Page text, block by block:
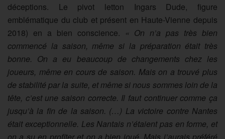
déceptions. Le pivot letton Ingars Dude, figure
emblématique du club et présent en Haute-Vienne depuis
2018) en a bien conscience. « On n’a pas très bien
commencé la saison, même si la préparation était très
bonne. On a eu beaucoup de changements chez les
joueurs, même en cours de saison. Mais on a trouvé plus
de stabilité par la suite, et même si nous sommes loin de la
tête, c’est une saison correcte. Il faut continuer comme ça
jusqu’à la fin de la saison. (…) La victoire contre Nantes
était exceptionnelle. Les Nantais n’étaient pas en forme, et